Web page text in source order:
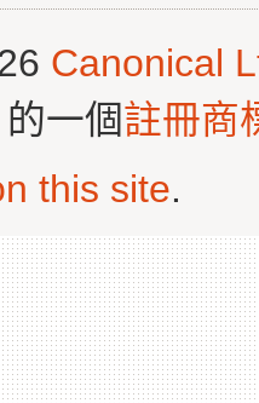
Canonical
一個註冊商
this site.